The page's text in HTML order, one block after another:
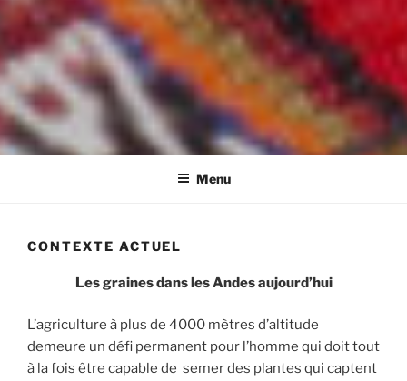
Menu
CONTEXTE ACTUEL
Les graines dans les Andes aujourd’hui
L’agriculture à plus de 4000 mètres d’altitude
demeure un défi permanent pour l’homme qui doit tout
à la fois être capable de semer des plantes qui captent